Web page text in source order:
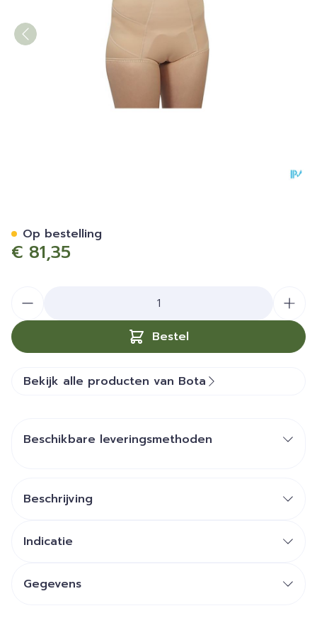
€ 81,35
Bestel
Op bestelling
Bekijk alle producten van Bota
Beschikbare leveringsmethoden
Beschrijving
Indicatie
Gegevens